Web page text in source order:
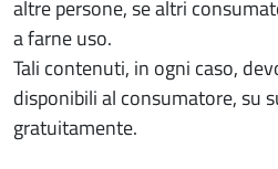
altre persone, se altri
a farne uso.
Tali contenuti, in ogni caso,
disponibili al consumatore, su
gratuitamente.